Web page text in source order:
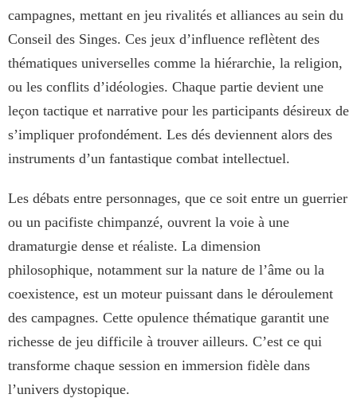
campagnes, mettant en jeu rivalités et alliances au sein du
Conseil des Singes. Ces jeux d’influence reflètent des
thématiques universelles comme la hiérarchie, la religion,
ou les conflits d’idéologies. Chaque partie devient une
leçon tactique et narrative pour les participants désireux de
s’impliquer profondément. Les dés deviennent alors des
instruments d’un fantastique combat intellectuel.
Les débats entre personnages, que ce soit entre un guerrier
ou un pacifiste chimpanzé, ouvrent la voie à une
dramaturgie dense et réaliste. La dimension
philosophique, notamment sur la nature de l’âme ou la
coexistence, est un moteur puissant dans le déroulement
des campagnes. Cette opulence thématique garantit une
richesse de jeu difficile à trouver ailleurs. C’est ce qui
transforme chaque session en immersion fidèle dans
l’univers dystopique.